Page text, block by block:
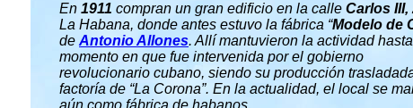
En 1911 compran un gran edificio en la calle Carlos III,
La Habana, donde antes estuvo la fábrica “Modelo de
de Antonio Allones. Allí mantuvieron la actividad hasta
momento en que fue intervenida por el gobierno
revolucionario cubano, siendo su producción
factoría de “La Corona”. En la actualidad, el local se
aún como fábrica de habanos.